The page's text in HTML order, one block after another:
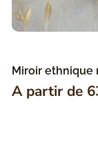
Miroir ethnique
A partir de